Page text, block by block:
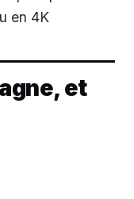
en 4K
et